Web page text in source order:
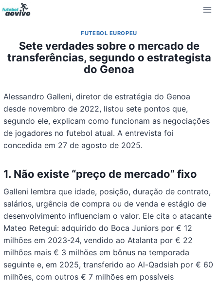
Pular
para
Conteúdo
FUTEBOL EUROPEU
Sete verdades sobre o mercado de
transferências, segundo o estrategista
do Genoa
Alessandro Galleni, diretor de estratégia do Genoa
desde novembro de 2022, listou sete pontos que,
segundo ele, explicam como funcionam as negociações
de jogadores no futebol atual. A entrevista foi
concedida em 27 de agosto de 2025.
1. Não existe “preço de mercado” fixo
Galleni lembra que idade, posição, duração de contrato,
salários, urgência de compra ou de venda e estágio de
desenvolvimento influenciam o valor. Ele cita o atacante
Mateo Retegui: adquirido do Boca Juniors por € 12
milhões em 2023-24, vendido ao Atalanta por € 22
milhões mais € 3 milhões em bônus na temporada
seguinte e, em 2025, transferido ao Al-Qadsiah por € 60
milhões, com outros € 7 milhões em possíveis